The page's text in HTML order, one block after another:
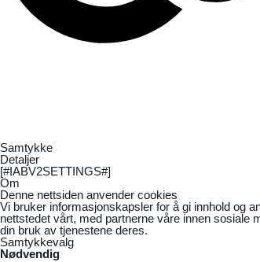
Samtykke
Detaljer
[#IABV2SETTINGS#]
Om
Denne nettsiden anvender cookies
Vi bruker informasjonskapsler for å gi innhold og
nettstedet vårt, med partnerne våre innen sosiale
din bruk av tjenestene deres.
Samtykkevalg
Nødvendig